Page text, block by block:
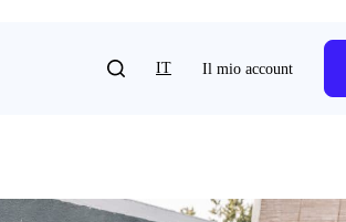
IT Il mio account